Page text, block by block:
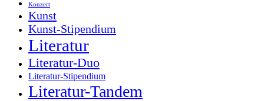
Konzert
Kunst
Kunst-Stipendium
Literatur
Literatur-Duo
Literatur-Stipendium
Literatur-Tandem